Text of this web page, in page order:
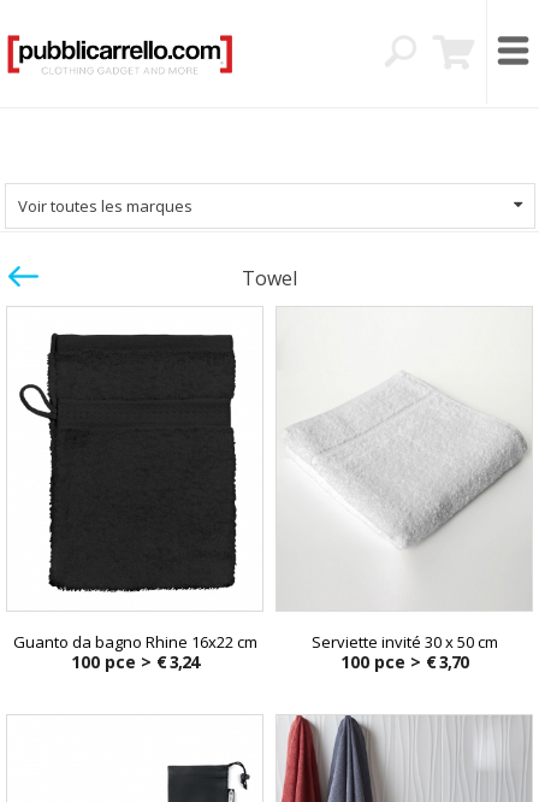
Voir toutes les marques
Towel
Guanto da bagno Rhine 16x22 cm
100 pce > € 3,24
Serviette invité 30 x 50 cm
100 pce > € 3,70